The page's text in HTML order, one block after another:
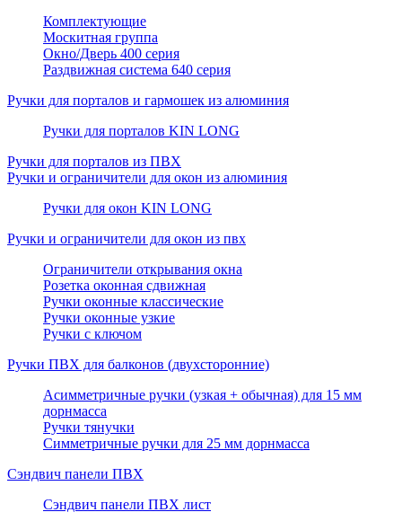
Комплектующие
Москитная группа
Окно/Дверь 400 серия
Раздвижная система 640 серия
Ручки для порталов и гармошек из алюминия
Ручки для порталов KIN LONG
Ручки для порталов из ПВХ
Ручки и ограничители для окон из алюминия
Ручки для окон KIN LONG
Ручки и ограничители для окон из пвх
Ограничители открывания окна
Розетка оконная сдвижная
Ручки оконные классические
Ручки оконные узкие
Ручки с ключом
Ручки ПВХ для балконов (двухсторонние)
Асимметричные ручки (узкая + обычная) для 15 мм
дорнмасса
Ручки тянучки
Симметричные ручки для 25 мм дорнмасса
Сэндвич панели ПВХ
Сэндвич панели ПВХ лист